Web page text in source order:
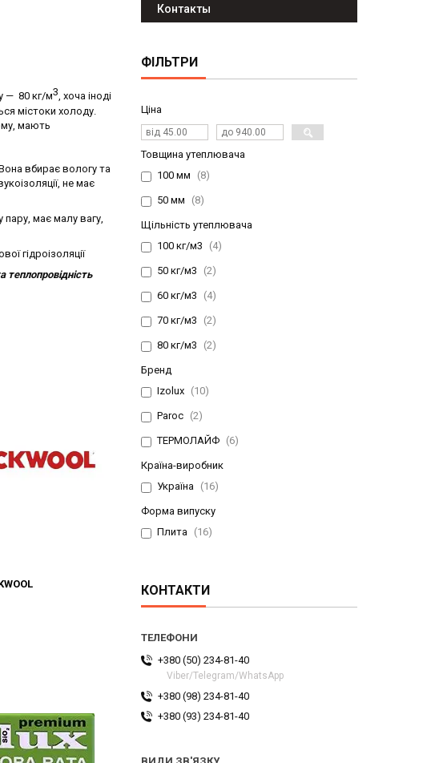
— 80 кг/м3, хоча іноді
містоки холоду.
мають
вбирає вологу та
не має
має малу вагу,
гідроізоляції
теплопровідність
Контакты
ФІЛЬТРИ
Ціна
Товщина утеплювача
100 мм
8
50 мм 8
Щільність утеплювача
100 кг/м3
4
50 кг/м3 2
60 кг/м3 4
70 кг/м3 2
80 кг/м3 2
Бренд
Izolux
10
Paroc 2
ТЕРМОЛАЙФ 6
Країна-виробник
Україна
16
Форма випуску
Плита
16
КОНТАКТИ
+380 (50) 234-81-40
Viber/Telegram/WhatsApp
+380 (98) 234-81-40
+380 (93) 234-81-40